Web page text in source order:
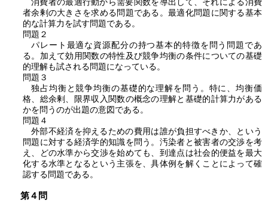
消費者の最適行動から需要関数を導出して、それによる消費
者余剰の大きさを求める問題である。最適化問題に関する基本
的な計算力を試す問題である。
問題２
パレート最適な資源配分の持つ基本的特徴を問う問題であ
る。加えて効用関数の特性及び競争均衡の条件についての基礎
的理解も試される問題になっている。
問題３
独占均衡と競争均衡の基礎的な理解を問う。特に、均衡価
格、総余剰、限界収入関数の概念の理解と基礎的計算力がある
かを問うのが出題の意図である。
問題４
外部不経済を抑えるための費用は誰が負担すべきか、という
問題に対する経済学的知識を問う。汚染者と被害者の交渉を考
え、どの水準から交渉を始めても、到達点は社会的便益を最大
化する水準となるという主張を、具体例を解くことによって確
認する問題である。
第４問